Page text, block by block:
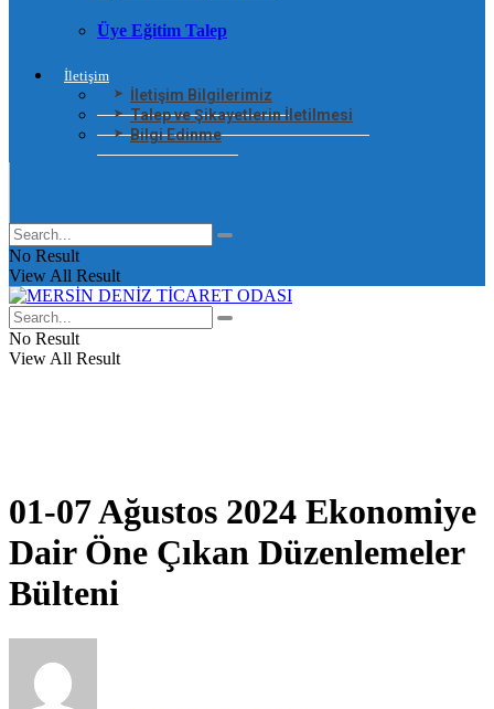
Üye Eğitim Talep
İletişim
İletişim Bilgilerimiz
Talep ve Şikayetlerin İletilmesi
Bilgi Edinme
No Result
View All Result
No Result
View All Result
01-07 Ağustos 2024 Ekonomiye
Dair Öne Çıkan Düzenlemeler
Bülteni